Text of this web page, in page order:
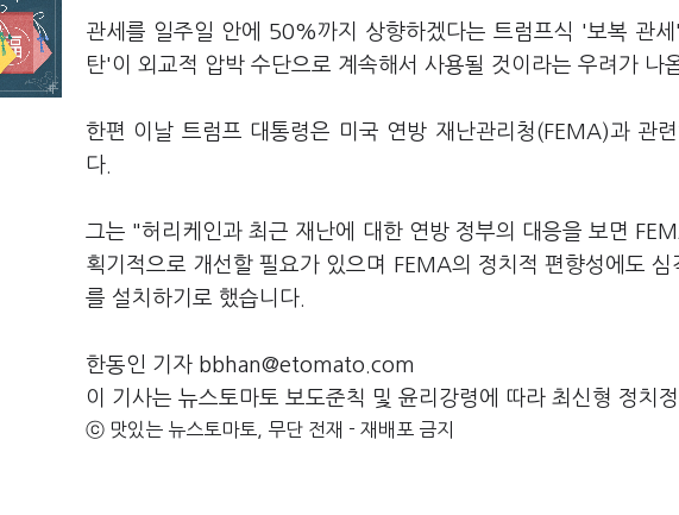
관세를 일주일 안에 50%까지 상향하겠다는 트럼프식 '보복 관
탄'이 외교적 압박 수단으로 계속해서 사용될 것이라는 우려가 나
한편 이날 트럼프 대통령은 미국 연방 재난관리청(FEMA)과 관
다.
그는 "허리케인과 최근 재난에 대한 연방 정부의 대응을 보면
획기적으로 개선할 필요가 있으며 FEMA의 정치적 편향성에도
를 설치하기로 했습니다.
한동인 기자 bbhan@etomato.com
이 기사는 뉴스토마토 보도준칙 및 윤리강령에 따라 최신형 정치
ⓒ 맛있는 뉴스토마토, 무단 전재 - 재배포 금지